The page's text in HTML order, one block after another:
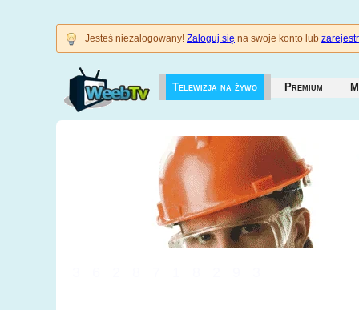
Jesteś niezalogowany! Zaloguj się na swoje konto lub
Telewizja na żywo Premium